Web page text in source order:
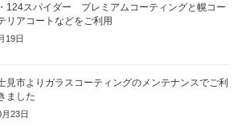
124スパイダー プレミアムコーティングと幌コー
リアコートなどをご利用
19日
見市よりガラスコーティングのメンテナンスでご利
ました
23日